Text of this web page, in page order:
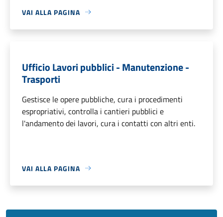
VAI ALLA PAGINA
Ufficio Lavori pubblici - Manutenzione -
Trasporti
Gestisce le opere pubbliche, cura i procedimenti
espropriativi, controlla i cantieri pubblici e
l'andamento dei lavori, cura i contatti con altri enti.
VAI ALLA PAGINA